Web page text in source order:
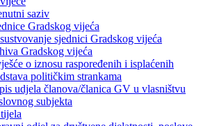
saziv
Gradskog vijeća
sjednici Gradskog vijeća
Gradskog vijeća
o iznosu raspoređenih i isplaćenih
političkim strankama
udjela članova/članica GV u vlasništvu
subjekta